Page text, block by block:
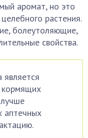
аромат, но это
растения.
болеутоляющие,
свойства.
кормящих
аптечных